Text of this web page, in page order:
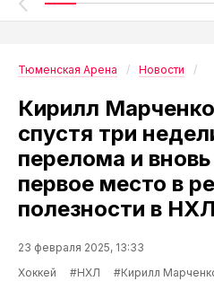
Тюменская Арена Новости
Кирилл
спустя три
перелома и
первое место в
полезности в НХЛ
23 февраля 2025, 13:33
Хоккей
#НХЛ #Кирилл